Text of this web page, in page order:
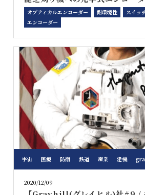
オプティカルエンコーダー 耐環境性 スイッ
エンコーダー
宇宙 医療 防衛 鉄道 産業 建機
2020/12/09